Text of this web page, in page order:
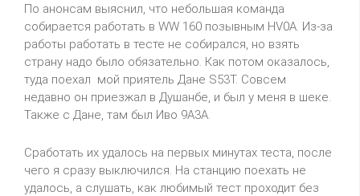
По анонсам выяснил, что небольшая команда
собирается работать в WW 160 позывным HV0A. Из-за
работы работать в тесте не собирался, но взять
страну надо было обязательно. Как потом оказалось,
туда поехал мой приятель Дане S53T. Совсем
недавно он приезжал в Душанбе, и был у меня в шеке.
Также с Дане, там был Иво 9A3A.
Сработать их удалось на первых минутах теста, после
чего я сразу выключился. На станцию поехать не
удалось, а слушать, как любимый тест проходит без